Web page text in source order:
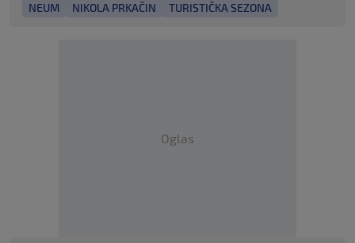
NEUM NIKOLA PRKAČIN TURISTIČKA SEZONA
Oglas